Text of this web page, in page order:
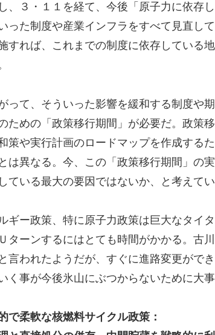
、３・１１を経て、今後「原子力に依存
った制度や産業インフラをすべて見直し
すれば、これまでの制度に依存している
って、そういった影響を緩和する制度や
ための「政策移行期間」が必要だ。政策
策や実行計画のロードマップを作成する
は異なる。今、この「政策移行期間」の
ている最大の要因ではないか、と考えてい
ギー政策、特に原子力政策は巨大なタイ
ターンするにはとても時間がかかる。古
言われたようだが、すぐに進路変更がで
く事が今後氷山にぶつからないために大事
で柔軟な核燃料サイクル政策：